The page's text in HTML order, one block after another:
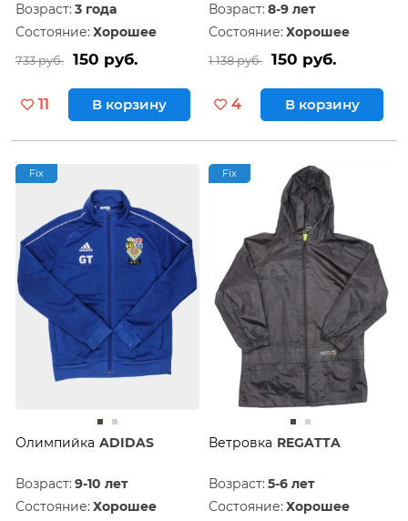
Возраст: 3 года
Состояние: Хорошее
733 руб. 150 руб.
11 В корзину
Возраст: 8-9 лет
Состояние: Хорошее
1 138 руб. 150 руб.
4 В корзину
Fix
Олимпийка ADIDAS
Возраст: 9-10 лет
Состояние: Хорошее
Fix
Ветровка REGATTA
Возраст: 5-6 лет
Состояние: Хорошее